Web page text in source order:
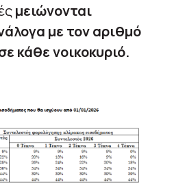
μειώνονται
με τον αριθμό
κάθε νοικοκυριό.